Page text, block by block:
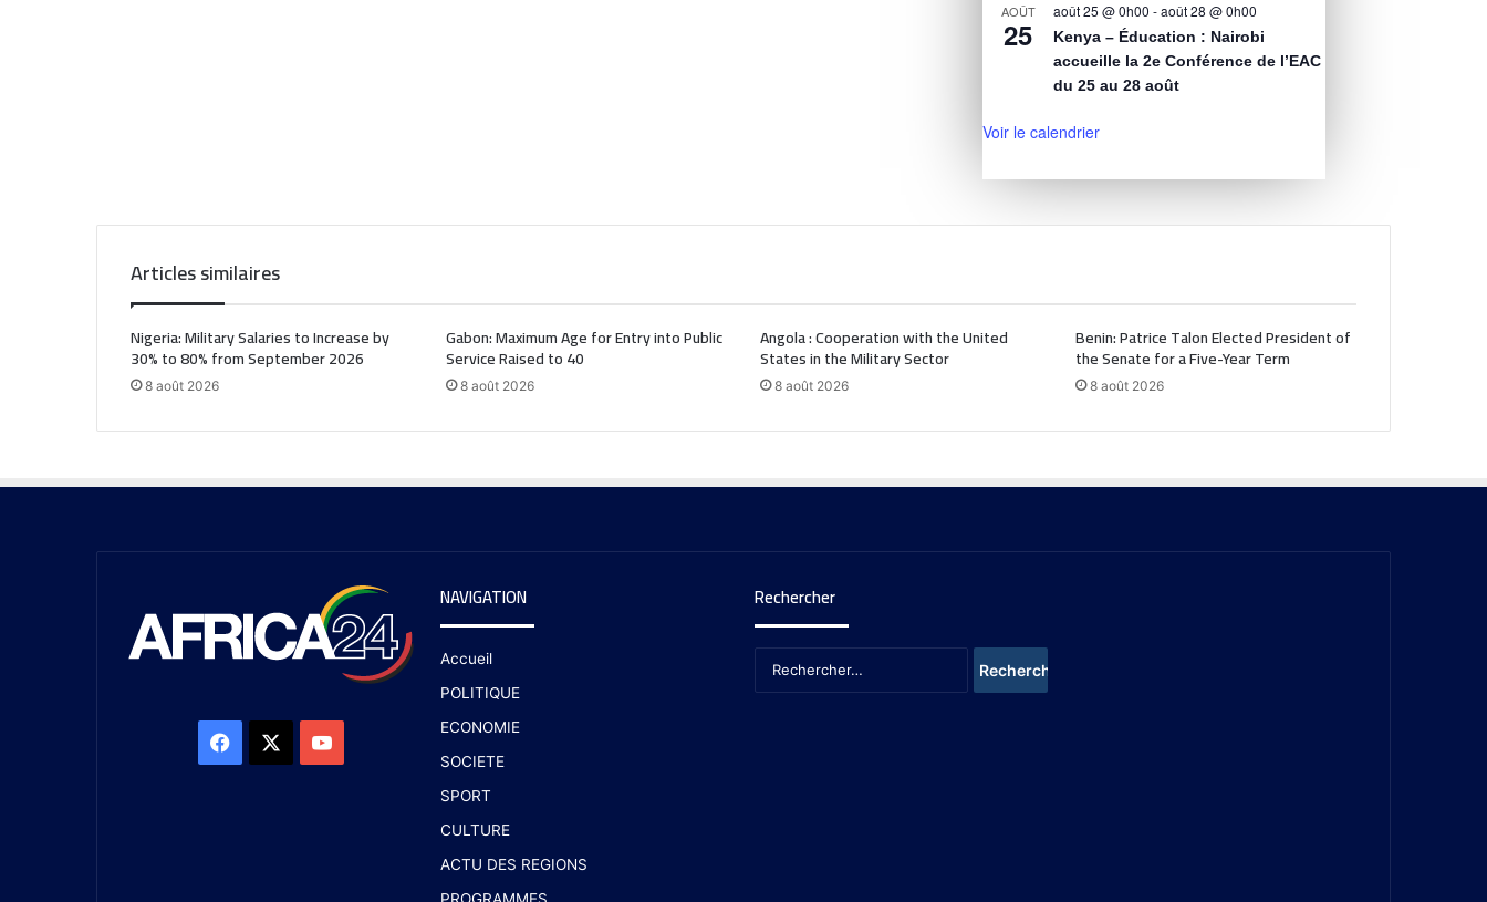
AOÛT
25
août 25 @ 0h00 -août 28 @ 0h00
Kenya – Éducation : Nairobi
accueille la 2e Conférence de l’EAC
du 25 au 28 août
Voir le calendrier
Articles similaires
Nigeria: Military Salaries to Increase by
30% to 80% from September 2026
8 août 2026
Gabon: Maximum Age for Entry into Public
Service Raised to 40
8 août 2026
Angola : Cooperation with the United
States in the Military Sector
8 août 2026
Benin: Patrice Talon Elected President of
the Senate for a Five-Year Term
8 août 2026
NAVIGATION
Accueil
POLITIQUE
ECONOMIE
SOCIETE
SPORT
CULTURE
ACTU DES REGIONS
Rechercher